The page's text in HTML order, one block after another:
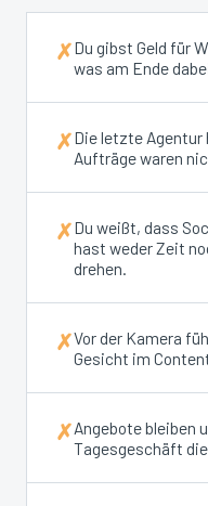
✗Du gibst Geld für
was am Ende
✗Die letzte
Aufträge waren
✗Du weißt, dass
hast weder Zeit
drehen.
✗Vor der Kamera
Gesicht im
✗Angebote bleiben
Tagesgeschäft